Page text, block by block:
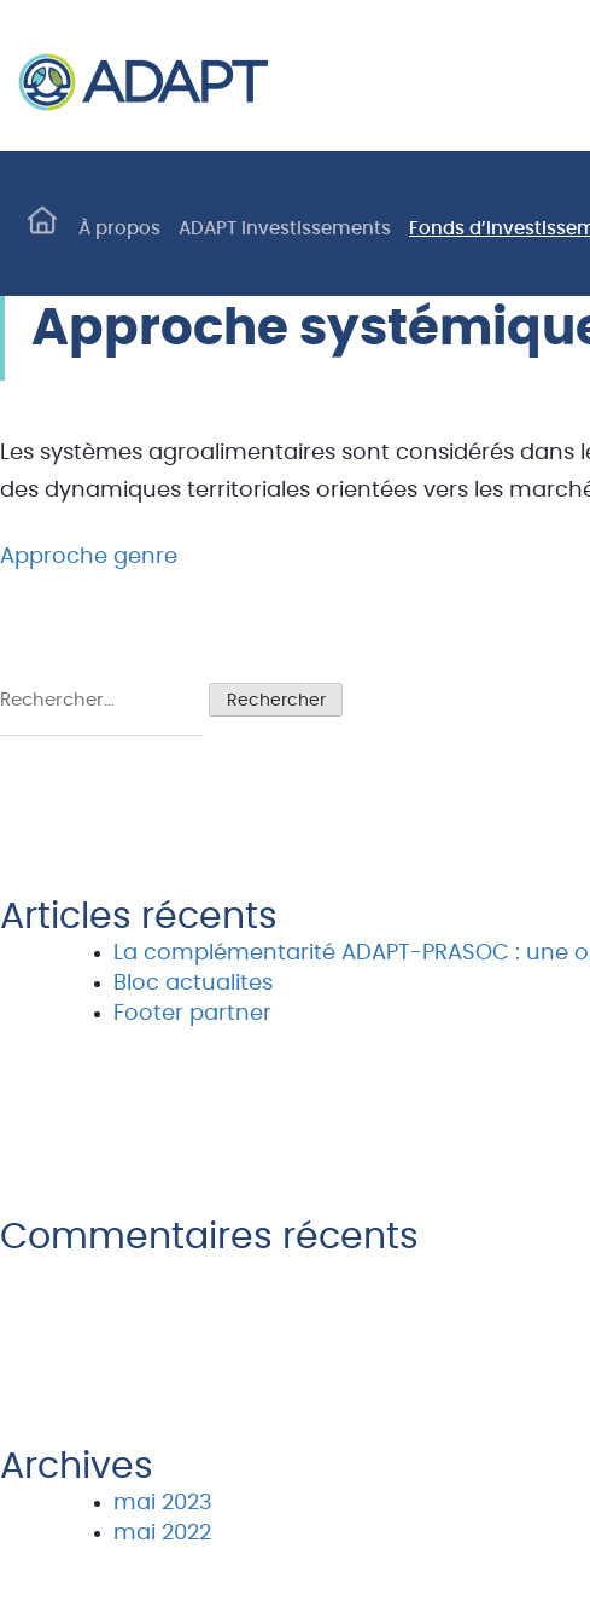
À propos ADAPT investissements Fonds
Approche
Les systèmes agroalimentaires sont considérés
des dynamiques territoriales orientées vers les
Navigation
Approche genre
Articles récents
La complémentarité ADAPT-PRASOC : une
Bloc actualites
Footer partner
Commentaires récents
Archives
mai 2023
mai 2022